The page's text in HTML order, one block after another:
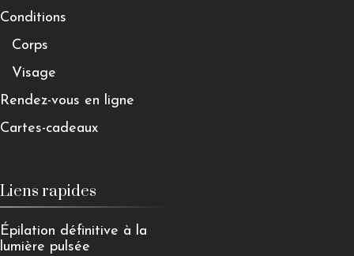
Conditions
Corps
Visage
Rendez-vous en ligne
Cartes-cadeaux
Liens rapides
Épilation définitive à la
lumière pulsée